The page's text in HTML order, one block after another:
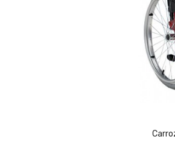
Carrozzina 17.60N Evolution Standard